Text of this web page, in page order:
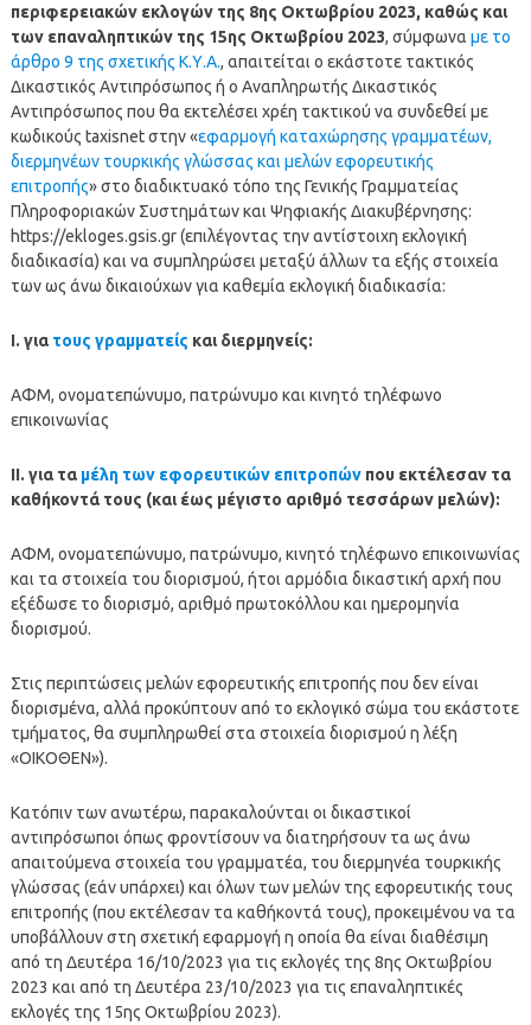
περιφερειακών εκλογών της 8ης Οκτωβρίου 2023, καθώς και
των επαναληπτικών της 15ης Οκτωβρίου 2023, σύμφωνα με το
άρθρο 9 της σχετικής Κ.Υ.Α., απαιτείται ο εκάστοτε τακτικός
Δικαστικός Αντιπρόσωπος ή ο Αναπληρωτής Δικαστικός
Αντιπρόσωπος που θα εκτελέσει χρέη τακτικού να συνδεθεί με
κωδικούς taxisnet στην «εφαρμογή καταχώρησης γραμματέων,
διερμηνέων τουρκικής γλώσσας και μελών εφορευτικής
επιτροπής» στο διαδικτυακό τόπο της Γενικής Γραμματείας
Πληροφοριακών Συστημάτων και Ψηφιακής Διακυβέρνησης:
https://ekloges.gsis.gr (επιλέγοντας την αντίστοιχη εκλογική
διαδικασία) και να συμπληρώσει μεταξύ άλλων τα εξής στοιχεία
των ως άνω δικαιούχων για καθεμία εκλογική διαδικασία:
I. για τους γραμματείς και διερμηνείς:
ΑΦΜ, ονοματεπώνυμο, πατρώνυμο και κινητό τηλέφωνο
επικοινωνίας
II. για τα μέλη των εφορευτικών επιτροπώνπου εκτέλεσαν τα
καθήκοντά τους (και έως μέγιστο αριθμό τεσσάρων μελών):
ΑΦΜ, ονοματεπώνυμο, πατρώνυμο, κινητό τηλέφωνο επικοινωνίας
και τα στοιχεία του διορισμού, ήτοι αρμόδια δικαστική αρχή που
εξέδωσε το διορισμό, αριθμό πρωτοκόλλου και ημερομηνία
διορισμού.
Στις περιπτώσεις μελών εφορευτικής επιτροπής που δεν είναι
διορισμένα, αλλά προκύπτουν από το εκλογικό σώμα του εκάστοτε
τμήματος, θα συμπληρωθεί στα στοιχεία διορισμού η λέξη
«ΟΙΚΟΘΕΝ»).
Κατόπιν των ανωτέρω, παρακαλούνται οι δικαστικοί
αντιπρόσωποι όπως φροντίσουν να διατηρήσουν τα ως άνω
απαιτούμενα στοιχεία του γραμματέα, του διερμηνέα τουρκικής
γλώσσας (εάν υπάρχει) και όλων των μελών της εφορευτικής τους
επιτροπής (που εκτέλεσαν τα καθήκοντά τους), προκειμένου να τα
υποβάλλουν στη σχετική εφαρμογή η οποία θα είναι διαθέσιμη
από τη Δευτέρα 16/10/2023 για τις εκλογές της 8ης Οκτωβρίου
2023 και από τη Δευτέρα 23/10/2023 για τις επαναληπτικές
εκλογές της 15ης Οκτωβρίου 2023).